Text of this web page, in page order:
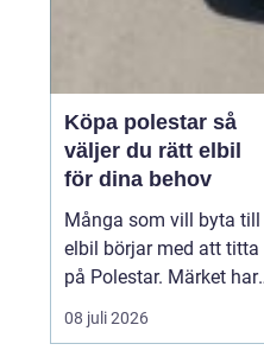
Köpa polestar så
väljer du rätt elbil
för dina behov
Många som vill byta till
elbil börjar med att titta
på Polestar. Märket har
blivit en symbol för
modern, elektrisk körning
08 juli 2026